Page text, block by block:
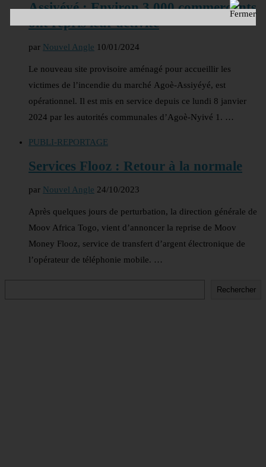
Assiyéyé : Environ 3 000 commerçants
ont repris leur activité
par Nouvel Angle 10/01/2024
Le nouveau site provisoire aménagé pour accueillir les
victimes de l’incendie du marché Agoè-Assiyéyé, est
opérationnel. Il est mis en service depuis ce lundi 8 janvier
2024 par les autorités communales d’Agoè-Nyivé 1. …
PUBLI-REPORTAGE
Services Flooz : Retour à la normale
par Nouvel Angle 24/10/2023
Après quelques jours de perturbation, la direction générale de
Moov Africa Togo, vient d’annoncer la reprise de Moov
Money Flooz, service de transfert d’argent électronique de
l’opérateur de téléphonie mobile. …
Rechercher